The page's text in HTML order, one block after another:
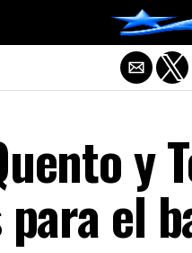
y
el
Salir de la